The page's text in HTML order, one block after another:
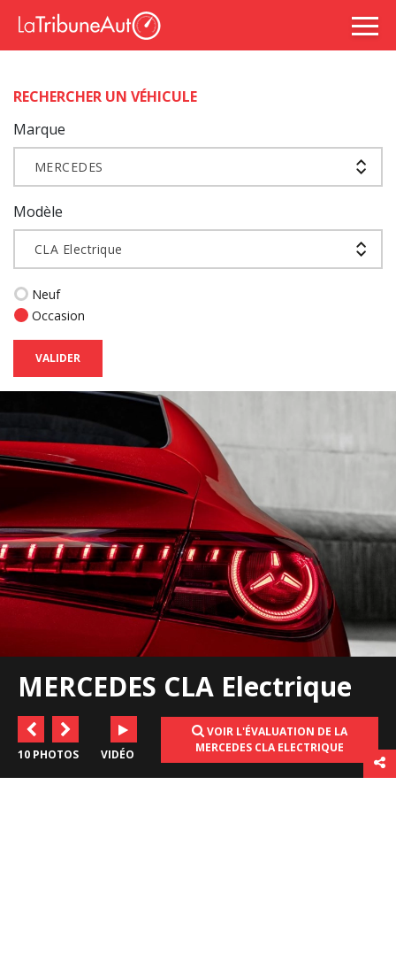
RECHERCHER UN VÉHICULE
Marque
MERCEDES
Modèle
CLA Electrique
Neuf
Occasion
VALIDER
MERCEDES CLA Electrique
10 PHOTOS VIDÉO
VOIR L'ÉVALUATION DE LA
MERCEDES CLA ELECTRIQUE